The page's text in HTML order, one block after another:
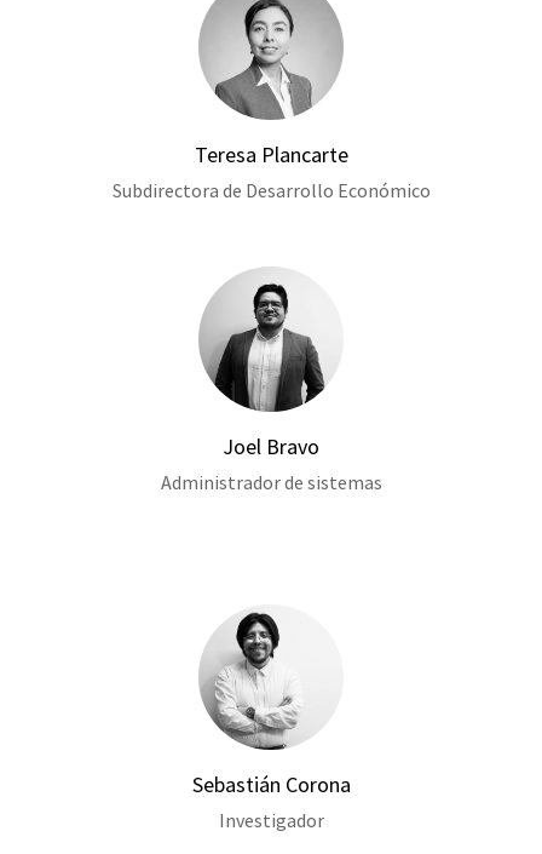
Teresa Plancarte
Subdirectora de Desarrollo Económico
Joel Bravo
Administrador de sistemas
Sebastián Corona
Investigador